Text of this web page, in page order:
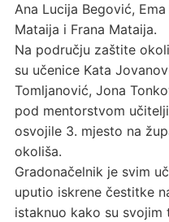
Ana Lucija Begović,
Mataija i Frana Mataija.
Na području zaštite
su učenice Kata
Tomljanović, Jona
pod mentorstvom
osvojile 3. mjesto na
okoliša.
Gradonačelnik je svim
uputio iskrene čestitke
istaknuo kako su svojim